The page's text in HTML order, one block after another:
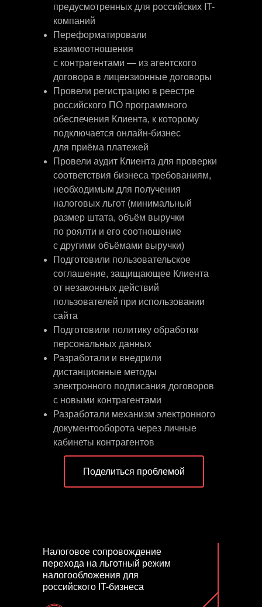
предусмотренных для российских IT-
компаний
Переформатировали
взаимоотношения
с контрагентами — из агентского
договора в лицензионные договоры
Провели регистрацию в реестре
российского ПО программного
обеспечения Клиента, к которому
подключается онлайн-бизнес
для приёма платежей
Провели аудит Клиента для проверки
соответствия бизнеса требованиям,
необходимым для получения
налоговых льгот (минимальный
размер штата, объём выручки
по роялти и его соотношение
с другими объёмами выручки)
Подготовили пользовательское
соглашение, защищающее Клиента
от незаконных действий
пользователей при использовании
сайта
Подготовили политику обработки
персональных данных
Разработали и внедрили
дистанционные методы
электронного подписания договоров
с новыми контрагентами
Разработали механизм электронного
документооборота через личные
кабинеты контрагентов
Поделиться проблемой
Налоговое сопровождение
перехода на льготный режим
налогообложения для
российского IT-бизнеса